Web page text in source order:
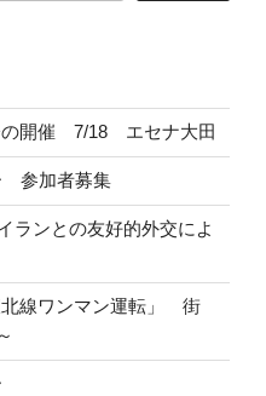
の開催 7/18 エセナ大田
参加者募集
ンとの友好的外交によ
北線ワンマン運転」 街